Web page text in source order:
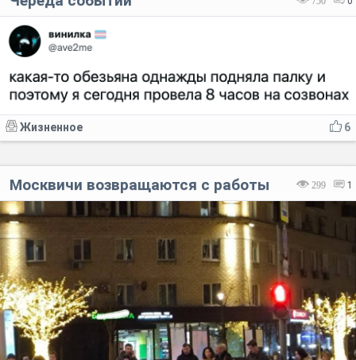
6
Жизненное
299 1
Москвичи возвращаются с работы